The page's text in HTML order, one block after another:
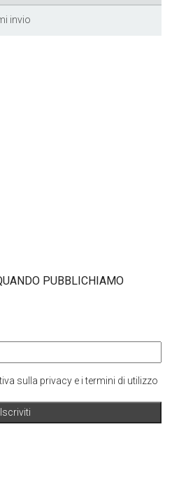
PUBBLICHIAMO
sulla privacy e i termini di utilizzo